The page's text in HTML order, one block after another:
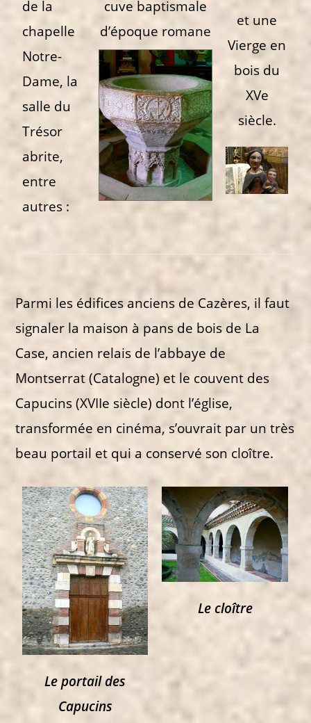
de la
chapelle
Notre-
Dame, la
salle du
Trésor
abrite,
entre
autres :
cuve baptismale
d’époque romane
et une
Vierge en
bois du
XVe
siècle.
Parmi les édifices anciens de Cazères, il faut
signaler la maison à pans de bois de La
Case, ancien relais de l’abbaye de
Montserrat (Catalogne) et le couvent des
Capucins (XVIIe siècle) dont l’église,
transformée en cinéma, s’ouvrait par un très
beau portail et qui a conservé son cloître.
Le portail des
Capucins
Le cloître